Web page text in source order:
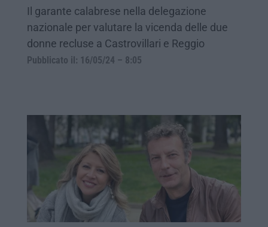
Il garante calabrese nella delegazione
nazionale per valutare la vicenda delle due
donne recluse a Castrovillari e Reggio
Pubblicato il: 16/05/24 – 8:05